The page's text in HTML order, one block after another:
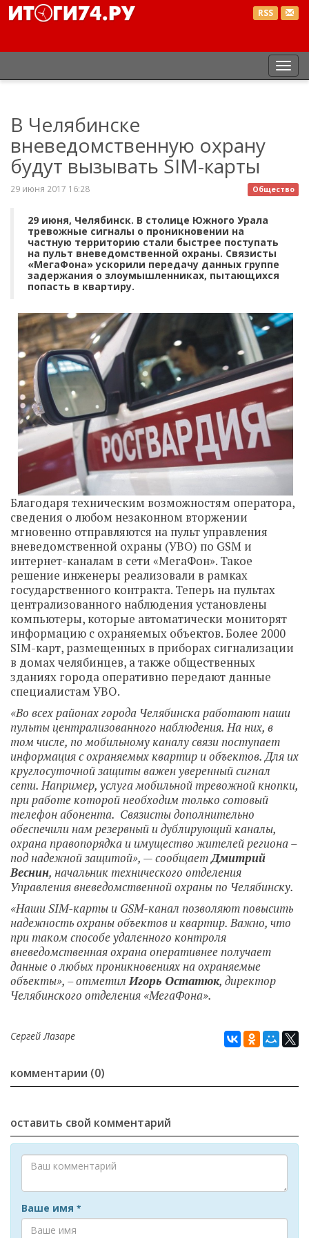
RSS
В Челябинске
вневедомственную охрану
будут вызывать SIM-карты
Общество
29 июня 2017 16:28
29 июня, Челябинск. В столице Южного Урала
тревожные сигналы о проникновении на
частную территорию стали быстрее поступать
на пульт вневедомственной охраны. Связисты
«МегаФона» ускорили передачу данных группе
задержания о злоумышленниках, пытающихся
попасть в квартиру.
Благодаря техническим возможностям оператора,
сведения о любом незаконном вторжении
мгновенно отправляются на пульт управления
вневедомственной охраны (УВО) по GSM и
интернет-каналам в сети «МегаФон». Такое
решение инженеры реализовали в рамках
государственного контракта. Теперь на пультах
централизованного наблюдения установлены
компьютеры, которые автоматически мониторят
информацию с охраняемых объектов. Более 2000
SIM-карт, размещенных в приборах сигнализации
в домах челябинцев, а также общественных
зданиях города оперативно передают данные
специалистам УВО.
«Во всех районах города Челябинска работают наши
пульты централизованного наблюдения. На них, в
том числе, по мобильному каналу связи поступает
информация с охраняемых квартир и объектов. Для их
круглосуточной защиты важен уверенный сигнал
сети. Например, услуга мобильной тревожной кнопки,
при работе которой необходим только сотовый
телефон абонента. Связисты дополнительно
обеспечили нам резервный и дублирующий каналы,
охрана правопорядка и имущество жителей региона –
под надежной защитой», — сообщаетДмитрий
Веснин, начальник технического отделения
Управления вневедомственной охраны по Челябинску.
«Наши SIM-карты и GSM-канал позволяют повысить
надежность охраны объектов и квартир. Важно, что
при таком способе удаленного контроля
вневедомственная охрана оперативнее получает
данные о любых проникновениях на охраняемые
объекты», – отметилИгорь Остатюк, директор
Челябинского отделения «МегаФона».
Сергей Лазаре
комментарии (0)
оставить свой комментарий
Ваше имя *